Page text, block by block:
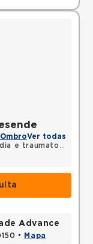
Ver todas
e traumatologia
Advance
• Mapa